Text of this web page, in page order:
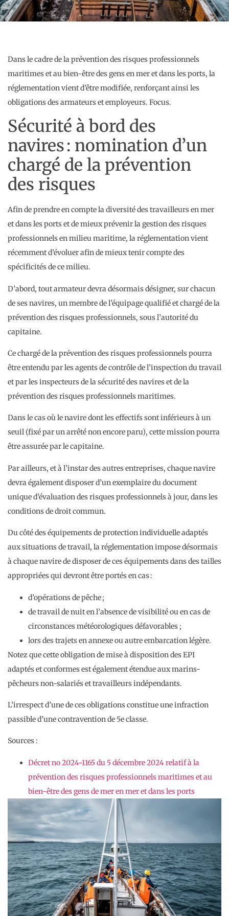
Dans le cadre de la prévention des risques professionnels
maritimes et au bien-être des gens en mer et dans les ports, la
réglementation vient d’être modifiée, renforçant ainsi les
obligations des armateurs et employeurs. Focus.
Sécurité à bord des
navires : nomination d’un
chargé de la prévention
des risques
Afin de prendre en compte la diversité des travailleurs en mer
et dans les ports et de mieux prévenir la gestion des risques
professionnels en milieu maritime, la réglementation vient
récemment d’évoluer afin de mieux tenir compte des
spécificités de ce milieu.
D’abord, tout armateur devra désormais désigner, sur chacun
de ses navires, un membre de l’équipage qualifié et chargé de la
prévention des risques professionnels, sous l’autorité du
capitaine.
Ce chargé de la prévention des risques professionnels pourra
être entendu par les agents de contrôle de l’inspection du travail
et par les inspecteurs de la sécurité des navires et de la
prévention des risques professionnels maritimes.
Dans le cas où le navire dont les effectifs sont inférieurs à un
seuil (fixé par un arrêté non encore paru), cette mission pourra
être assurée par le capitaine.
Par ailleurs, et à l’instar des autres entreprises, chaque navire
devra également disposer d’un exemplaire du document
unique d’évaluation des risques professionnels à jour, dans les
conditions de droit commun.
Du côté des équipements de protection individuelle adaptés
aux situations de travail, la réglementation impose désormais
à chaque navire de disposer de ces équipements dans des tailles
appropriées qui devront être portés en cas :
d’opérations de pêche ;
de travail de nuit en l’absence de visibilité ou en cas de
circonstances météorologiques défavorables ;
lors des trajets en annexe ou autre embarcation légère.
Notez que cette obligation de mise à disposition des EPI
adaptés et conformes est également étendue aux marins-
pêcheurs non-salariés et travailleurs indépendants.
L’irrespect d’une de ces obligations constitue une infraction
passible d’une contravention de 5e classe.
Sources :
Décret no 2024-1165 du 5 décembre 2024 relatif à la
prévention des risques professionnels maritimes et au
bien-être des gens de mer en mer et dans les ports